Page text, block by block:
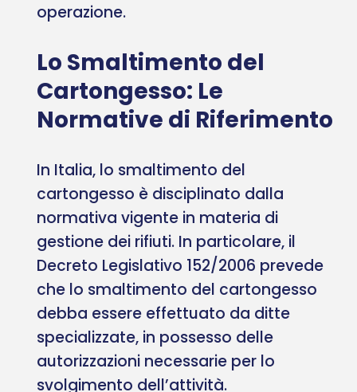
operazione.
Lo Smaltimento del
Cartongesso: Le
Normative di Riferimento
In Italia, lo smaltimento del
cartongesso è disciplinato dalla
normativa vigente in materia di
gestione dei rifiuti. In particolare, il
Decreto Legislativo 152/2006 prevede
che lo smaltimento del cartongesso
debba essere effettuato da ditte
specializzate, in possesso delle
autorizzazioni necessarie per lo
svolgimento dell’attività.